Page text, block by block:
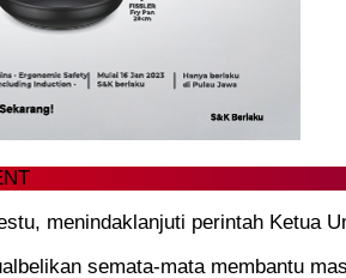
menindaklanjuti perintah Ketua
semata-mata membantu